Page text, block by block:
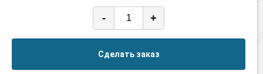
- +
Сделать заказ